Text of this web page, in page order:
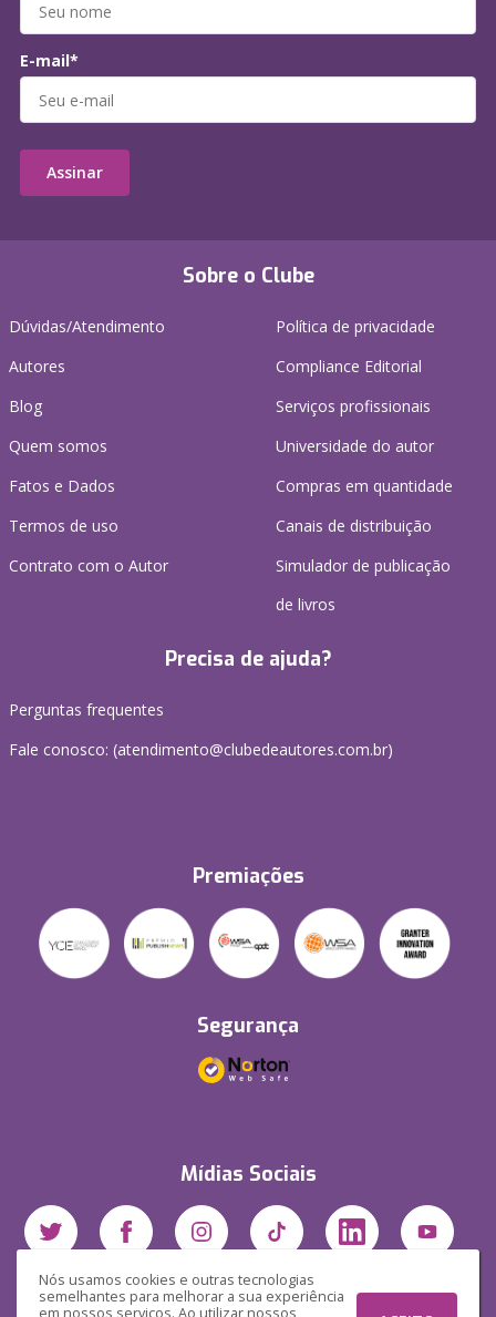
Nós usamos cookies e outras tecnologias
semelhantes para melhorar a sua experiência
em nossos serviços. Ao utilizar nossos
Sobre o Clube
Dúvidas/Atendimento
Autores
Blog
Quem somos
Fatos e Dados
Termos de uso
Contrato com o Autor
Política de privacidade
Compliance Editorial
Serviços profissionais
Universidade do autor
Compras em quantidade
Canais de distribuição
Simulador de publicação
de livros
Precisa de ajuda?
Perguntas frequentes
Fale conosco: (atendimento@clubedeautores.com.br)
Premiações
Segurança
Mídias Sociais
E-mail*
Assinar